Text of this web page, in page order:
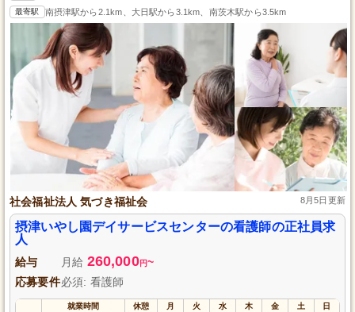
最寄駅 南摂津駅から2.1km、大日駅から3.1km、南茨木駅から3.5km
社会福祉法人 気づき福祉会 8月5日更新
摂津いやし園デイサービスセンターの看護師の正社員求
人
給与 月給 260,000円~
応募要件必須: 看護師
就業時間 休憩 月 火 水 木 金 土 日